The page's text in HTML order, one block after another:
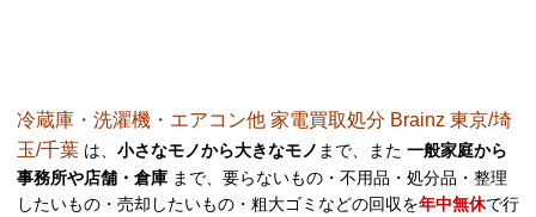
冷蔵庫・洗濯機・エアコン他 家電買取処分 Brainz 東京/埼
玉/千葉 は、 小さなモノから大きなモノ まで、また 一般家庭から
事務所や店舗・倉庫 まで、要らないもの・不用品・処分品・整理
したいもの・売却したいもの・粗大ゴミなどの回収を年中無休で行